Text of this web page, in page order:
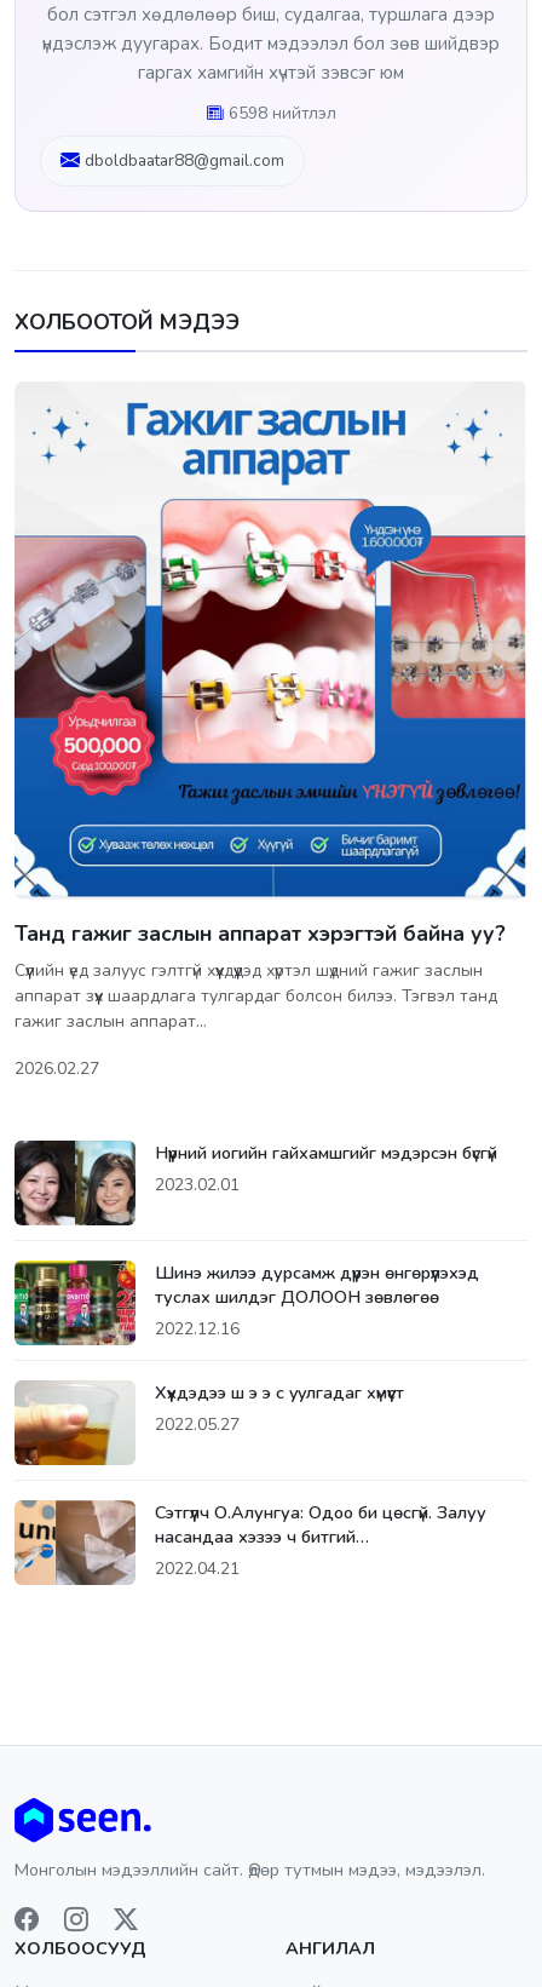
бол сэтгэл хөдлөлөөр биш, судалгаа, туршлага дээр
үндэслэж дуугарах. Бодит мэдээлэл бол зөв шийдвэр
гаргах хамгийн хүчтэй зэвсэг юм
6598 нийтлэл
dboldbaatar88@gmail.com
ХОЛБООТОЙ МЭДЭЭ
Танд гажиг заслын аппарат хэрэгтэй байна уу?
Сүүлийн үед залуус гэлтгүй хүүхдүүдэд хүртэл шүдний гажиг заслын
аппарат зүүх шаардлага тулгардаг болсон билээ. Тэгвэл танд
гажиг заслын аппарат…
2026.02.27
Нүүрний иогийн гайхамшгийг мэдэрсэн бүсгүй
2023.02.01
Шинэ жилээ дурсамж дүүрэн өнгөрүүлэхэд
туслах шилдэг ДОЛООН зөвлөгөө
2022.12.16
Хүүхдэдээ ш э э c yyлгадаг xүмүүcт
2022.05.27
Cэтгүүлч О.Алунгуа: Одоо би цөcгүй. Залуу
насандаа хэзээ ч битгий…
2022.04.21
Монголын мэдээллийн сайт. Өдөр тутмын мэдээ, мэдээлэл.
ХОЛБООСУУД АНГИЛАЛ